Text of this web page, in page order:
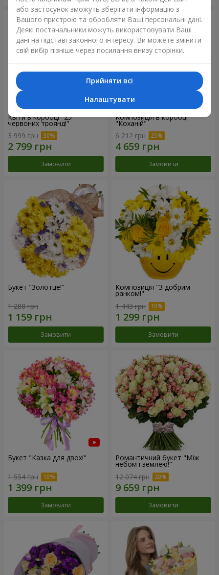
Квіти в коробці "25
червоних троянд!"
3 999 грн
Замовити
Композиція в коробці
"Коханій"
6 212 грн
Замовити
Букет "Золотце!"
1 288 грн
Замовити
Композиція "З добрим
ранком!"
1 443 грн
Замовити
Букет "Казка для двох!"
1 554 грн
Замовити
Романтичний букет "Між
небом і землею!"
12 074 грн
Замовити
або застосунок зможуть зберігати інформацію з
Вашого пристрою та обробляти Ваші персональні дані.
Деякі постачальники можуть використовувати Ваші
дані на підставі законного інтересу. Ви можете змінити
свій вибір пізніше через посилання внизу сторінки.
Прийняти всі
Налаштувати